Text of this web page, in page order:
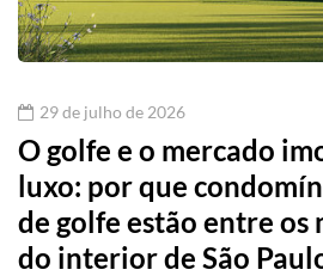
29 de julho de 2026
O golfe e o mercado
luxo: por que
de golfe estão entre os
do interior de São